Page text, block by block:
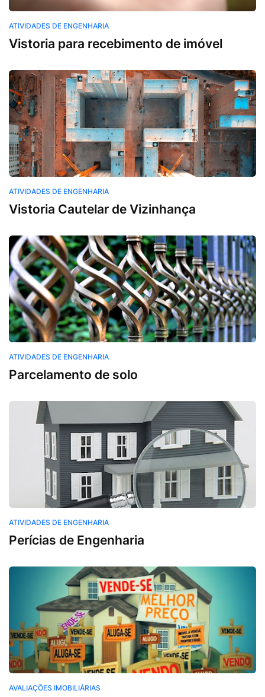
ATIVIDADES DE ENGENHARIA
Vistoria para recebimento de imóvel
ATIVIDADES DE ENGENHARIA
Vistoria Cautelar de Vizinhança
ATIVIDADES DE ENGENHARIA
Parcelamento de solo
ATIVIDADES DE ENGENHARIA
Perícias de Engenharia
AVALIAÇÕES IMOBILIÁRIAS